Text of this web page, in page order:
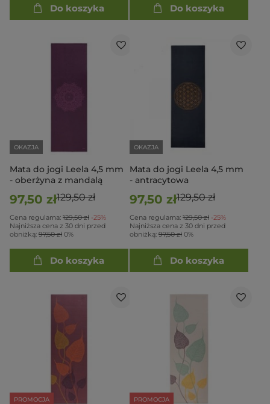
Do koszyka Do koszyka
OKAZJA
Mata do jogi Leela 4,5 mm
- oberżyna z mandalą
97,50 zł129,50 zł
Cena regularna: 129,50 zł -25%
Najniższa cena z 30 dni przed
obniżką: 97,50 zł 0%
Do koszyka
OKAZJA
Mata do jogi Leela 4,5 mm
- antracytowa
97,50 zł129,50 zł
Cena regularna: 129,50 zł -25%
Najniższa cena z 30 dni przed
obniżką: 97,50 zł 0%
Do koszyka
PROMOCJA PROMOCJA